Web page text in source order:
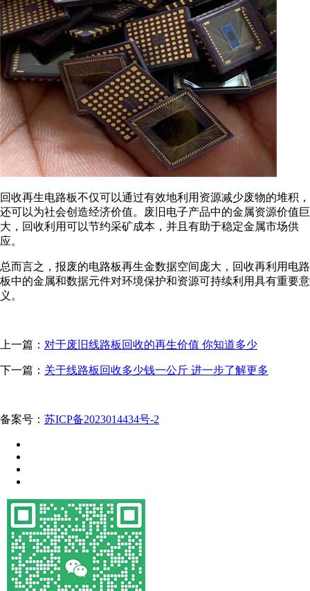
回收再生电路板不仅可以通过有效地利用资源减少废物的堆积，
还可以为社会创造经济价值。废旧电子产品中的金属资源价值巨
大，回收利用可以节约采矿成本，并且有助于稳定金属市场供
应。
总而言之，报废的电路板再生金数据空间庞大，回收再利用电路
板中的金属和数据元件对环境保护和资源可持续利用具有重要意
义。
上一篇： 对于废旧线路板回收的再生价值 你知道多少
下一篇： 关于线路板回收多少钱一公斤 进一步了解更多
备案号： 苏ICP备2023014434号-2